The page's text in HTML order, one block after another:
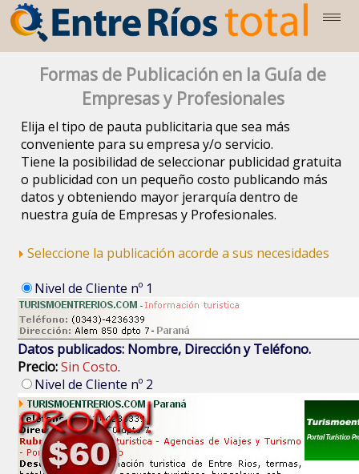
Formas de Publicación en la Guía de
Empresas y Profesionales
Elija el tipo de pauta publicitaria que sea más
conveniente para su empresa y/o servicio.
Tiene la posibilidad de seleccionar publicidad gratuita
o publicidad con un pequeño costo publicando más
datos y obteniendo mayor jerarquía dentro de
nuestra guía de Empresas y Profesionales.
Seleccione la publicación acorde a sus necesidades
Nivel de Cliente nº 1
Datos publicados: Nombre, Dirección y Teléfono.
Precio:Sin Costo.
Nivel de Cliente nº 2